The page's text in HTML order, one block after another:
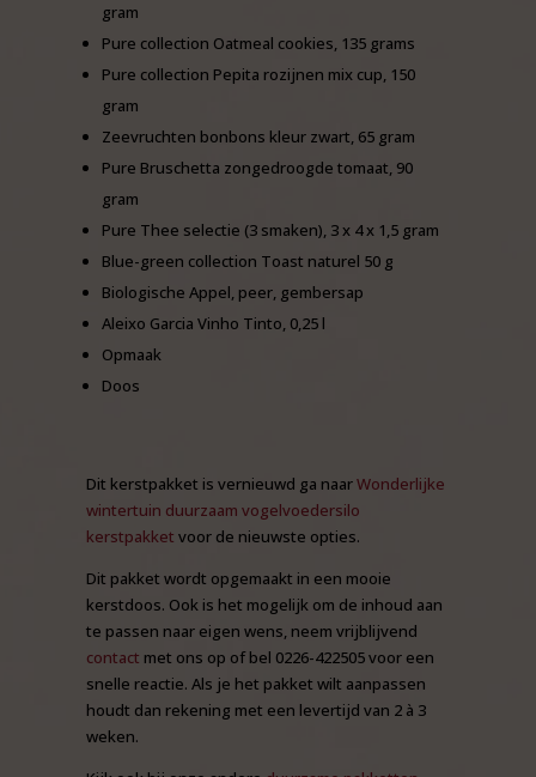
gram
Pure collection Oatmeal cookies, 135 grams
Pure collection Pepita rozijnen mix cup, 150
gram
Zeevruchten bonbons kleur zwart, 65 gram
Pure Bruschetta zongedroogde tomaat, 90
gram
Pure Thee selectie (3 smaken), 3 x 4 x 1,5 gram
Blue-green collection Toast naturel 50 g
Biologische Appel, peer, gembersap
Aleixo Garcia Vinho Tinto, 0,25 l
Opmaak
Doos
Dit kerstpakket is vernieuwd ga naarWonderlijke
wintertuin duurzaam vogelvoedersilo
kerstpakket voor de nieuwste opties.
Dit pakket wordt opgemaakt in een mooie
kerstdoos. Ook is het mogelijk om de inhoud aan
te passen naar eigen wens, neem vrijblijvend
contact met ons op of bel 0226-422505 voor een
snelle reactie. Als je het pakket wilt aanpassen
houdt dan rekening met een levertijd van 2 à 3
weken.